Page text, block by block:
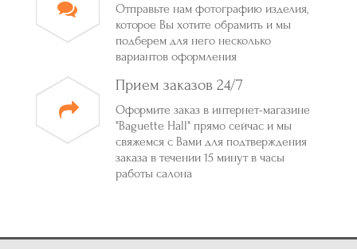
Отправьте нам фотографию изделия,
которое Вы хотите обрамить и мы
подберем для него несколько
вариантов оформления
Прием заказов 24/7
Оформите заказ в интернет-магазине
"Baguette Hall" прямо сейчас и мы
свяжемся с Вами для подтверждения
заказа в течении 15 минут в часы
работы салона